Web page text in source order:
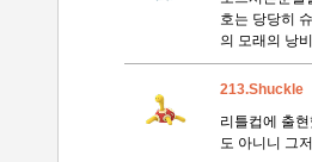
호는 당당히
의 모래의 낭
213.Shuckle
리틀컵에 출
도 아니니 그